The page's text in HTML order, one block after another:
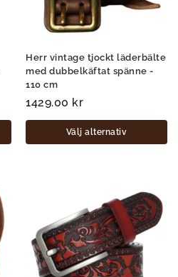
Herr vintage tjockt läderbälte
med dubbelkäftat spänne -
110 cm
1429.00 kr
Välj alternativ